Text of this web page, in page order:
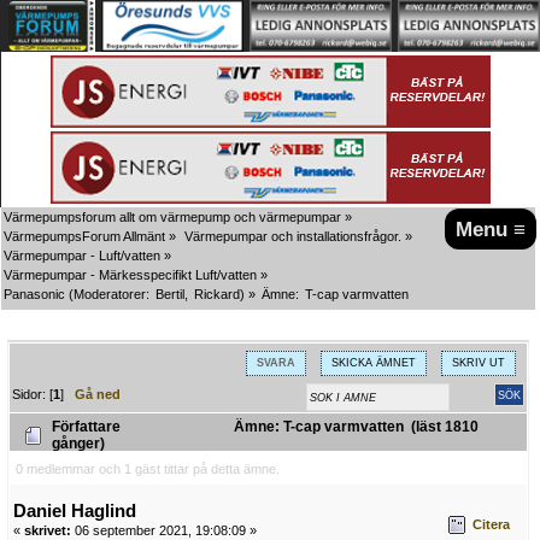
Menu ≡
Värmepumpsforum allt om värmepump och värmepumpar »
VärmepumpsForum Allmänt » Värmepumpar och installationsfrågor. »
Värmepumpar - Luft/vatten »
Värmepumpar - Märkesspecifikt Luft/vatten »
Panasonic (Moderatorer: Bertil Rickard) » Ämne: T-cap varmvatten
SVARA SKICKA ÄMNET SKRIV UT
Sidor: [1]Gå ned
Författare
Ämne: T-cap varmvatten (läst 1810
gånger)
0 medlemmar och 1 gäst tittar på detta ämne.
Daniel Haglind
« skrivet: 06 september 2021, 19:08:09 » Citera